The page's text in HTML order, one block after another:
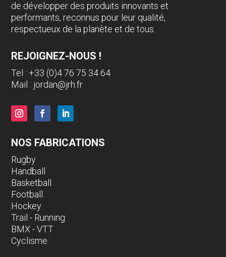
de développer des produits innovants et
performants, reconnus pour leur qualité,
respectueux de la planète et de tous.
REJOIGNEZ-NOUS !
Tel : +33 (0)4 76 75 34 64
Mail : jordan@jrh.fr
NOS FABRICATIONS
Rugby
Handball
Basketball
Football
Hockey
Trail - Running
BMX - VTT
Cyclisme